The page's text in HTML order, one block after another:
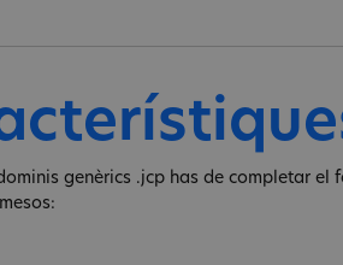
genèrics .jcp has de completar el